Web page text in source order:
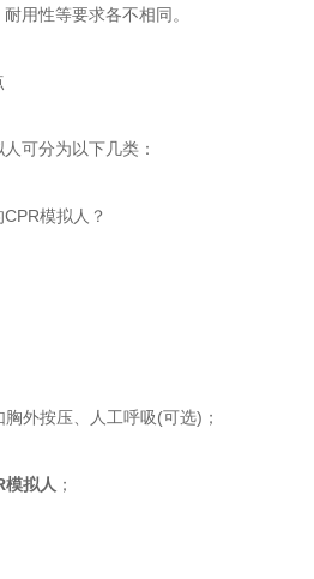
用性等要求各不相同。
可分为以下几类：
模拟人？
外按压、人工呼吸(可选)；
模拟人​ ​；